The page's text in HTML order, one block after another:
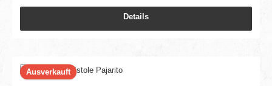
Details
Ausverkauft